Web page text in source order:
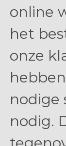
online
het
onze
nodige
nodig.